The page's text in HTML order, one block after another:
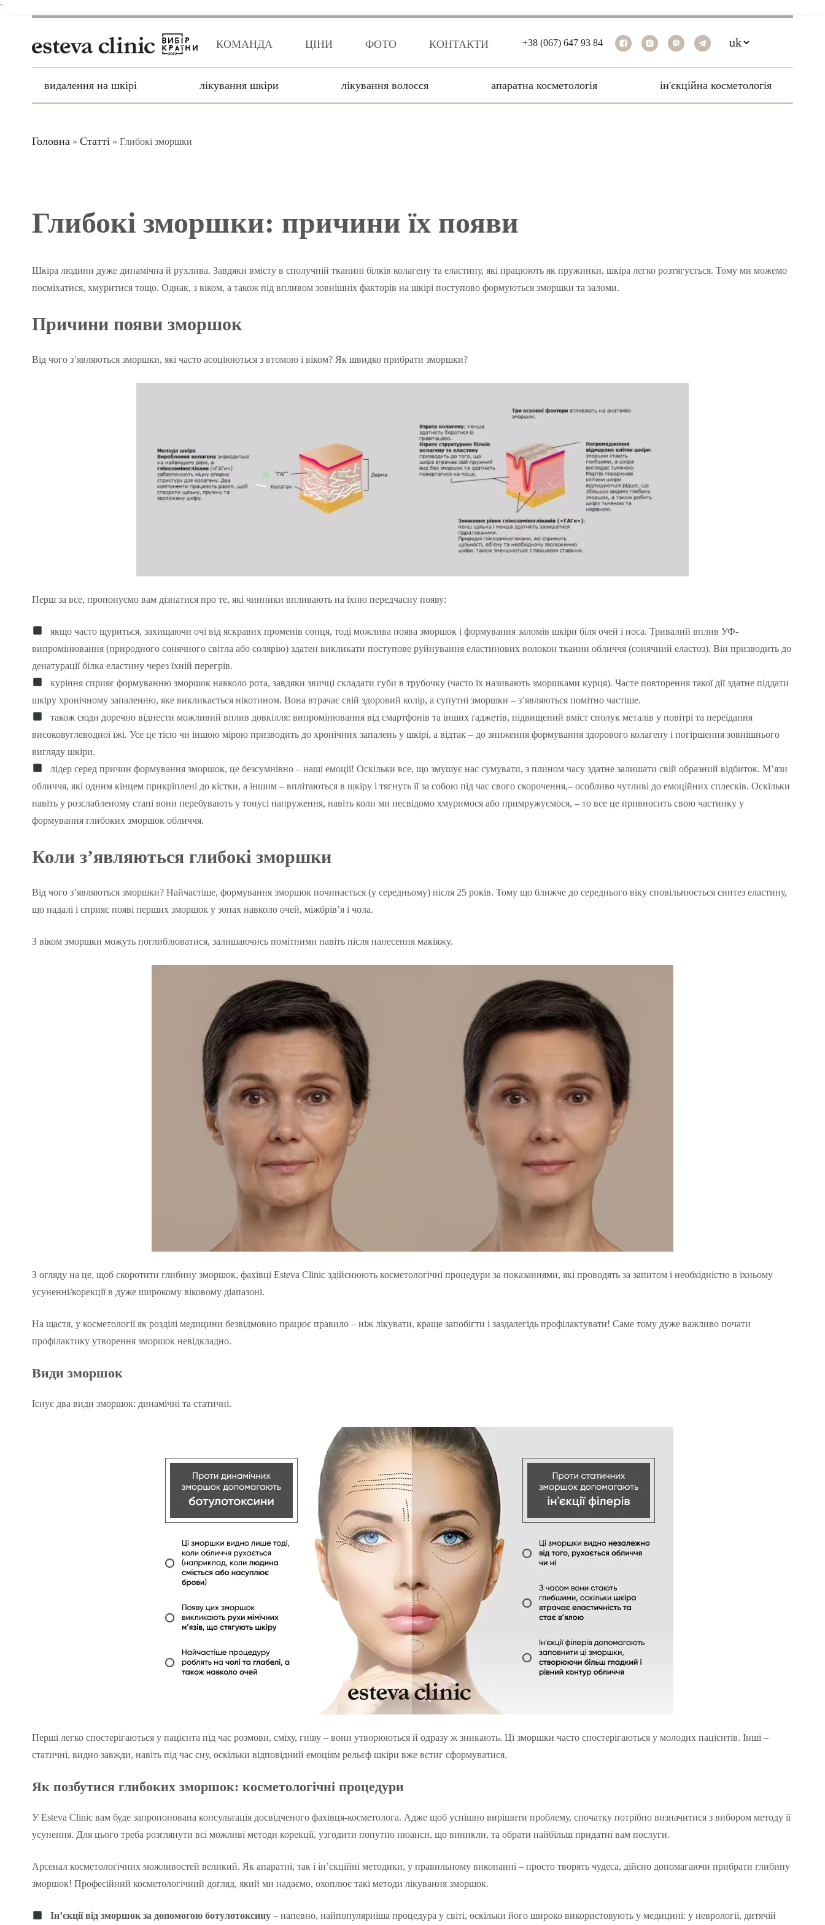
`
КОМАНДА ЦІНИ ФОТО КОНТАКТИ +38 (067) 647 93 84
видалення на шкірі лікування шкіри лікування волосся апаратна коcметологія ін'єкційна косметологія
Головна » Статті » Глибокі зморшки
Глибокі зморшки: причини їх появи
Шкіра людини дуже динамічна й рухлива. Завдяки вмісту в сполучній тканині білків колагену та еластину, які працюють як пружинки, шкіра легко розтягується. Тому ми можемо
посміхатися, хмуритися тощо. Однак, з віком, а також під впливом зовнішніх факторів на шкірі поступово формуються зморшки та заломи.
Причини появи зморшок
Від чого з’являються зморшки, які часто асоціюються з втомою і віком? Як швидко прибрати зморшки?
Перш за все, пропонуємо вам дізнатися про те, які чинники впливають на їхню передчасну появу:
якщо часто щуриться, захищаючи очі від яскравих променів сонця, тоді можлива поява зморшок і формування заломів шкіри біля очей і носа. Тривалий вплив УФ-
випромінювання (природного сонячного світла або солярію) здатен викликати поступове руйнування еластинових волокон тканин обличчя (сонячний еластоз). Він призводить до
денатурації білка еластину через їхній перегрів.
куріння сприяє формуванню зморшок навколо рота, завдяки звичці складати губи в трубочку (часто їх називають зморшками курця). Часте повторення такої дії здатне піддати
шкіру хронічному запаленню, яке викликається нікотином. Вона втрачає свій здоровий колір, а супутні зморшки – з’являються помітно частіше.
також сюди доречно віднести можливий вплив довкілля: випромінювання від смартфонів та інших ґаджетів, підвищений вміст сполук металів у повітрі та переїдання
високовуглеводної їжі. Усе це тією чи іншою мірою призводить до хронічних запалень у шкірі, а відтак – до зниження формування здорового колагену і погіршення зовнішнього
вигляду шкіри.
лідер серед причин формування зморшок, це безсумнівно – наші емоції! Оскільки все, що змушує нас сумувати, з плином часу здатне залишати свій образний відбиток. М’язи
обличчя, які одним кінцем прикріплені до кістки, а іншим – вплітаються в шкіру і тягнуть її за собою під час свого скорочення,– особливо чутливі до емоційних сплесків. Оскільки
навіть у розслабленому стані вони перебувають у тонусі напруження, навіть коли ми несвідомо хмуримося або примружуємося, – то все це привносить свою частинку у
формування глибоких зморшок обличчя.
Коли з’являються глибокі зморшки
Від чого з’являються зморшки? Найчастіше, формування зморшок починається (у середньому) після 25 років. Тому що ближче до середнього віку сповільнюється синтез еластину,
що надалі і сприяє появі перших зморшок у зонах навколо очей, міжбрів’я і чола.
З віком зморшки можуть поглиблюватися, залишаючись помітними навіть після нанесення макіяжу.
З огляду на це, щоб скоротити глибину зморшок, фахівці Esteva Clinic здійснюють косметологічні процедури за показаннями, які проводять за запитом і необхідністю в їхньому
усуненні/корекції в дуже широкому віковому діапазоні.
На щастя, у косметології як розділі медицини безвідмовно працює правило – ніж лікувати, краще запобігти і заздалегідь профілактувати! Саме тому дуже важливо почати
профілактику утворення зморшок невідкладно.
Види зморшок
Існує два види зморшок: динамічні та статичні.
Перші легко спостерігаються у пацієнта під час розмови, сміху, гніву – вони утворюються й одразу ж зникають. Ці зморшки часто спостерігаються у молодих пацієнтів. Інші –
статичні, видно завжди, навіть під час сну, оскільки відповідний емоціям рельєф шкіри вже встиг сформуватися.
Як позбутися глибоких зморшок: косметологічні процедури
У Esteva Clinic вам буде запропонована консультація досвідченого фахівця-косметолога. Адже щоб успішно вирішити проблему, спочатку потрібно визначитися з вибором методу її
усунення. Для цього треба розглянути всі можливі методи корекції, узгодити попутно нюанси, що виникли, та обрати найбільш придатні вам послуги.
Арсенал косметологічних можливостей великий. Як апаратні, так і ін’єкційні методики, у правильному виконанні – просто творять чудеса, дійсно допомагаючи прибрати глибину
зморшок! Професійний косметологічний догляд, який ми надаємо, охоплює такі методи лікування зморшок.
Ін’єкції від зморшок за допомогою ботулотоксину – напевно, найпопулярніша процедура у світі, оскільки його широко використовують у медицині: у неврології, дитячій